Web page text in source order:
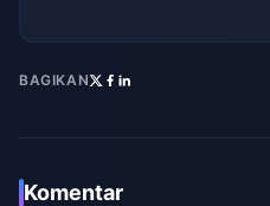
BAGIKAN
Komentar